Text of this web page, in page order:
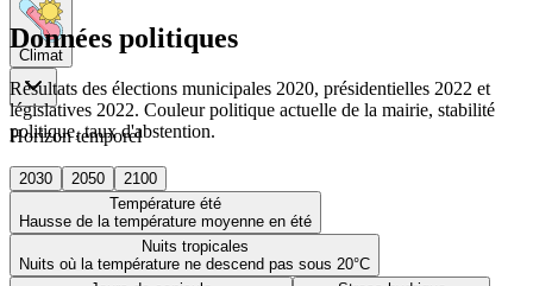
Climat
Horizon temporel
2030 2050
2100
Température été
Hausse de la température moyenne en été
Nuits tropicales
Nuits où la température ne descend pas sous 20°C
Données politiques
Résultats des élections municipales 2020, présidentielles 2022 et
législatives 2022. Couleur politique actuelle de la mairie, stabilité
politique, taux d'abstention.